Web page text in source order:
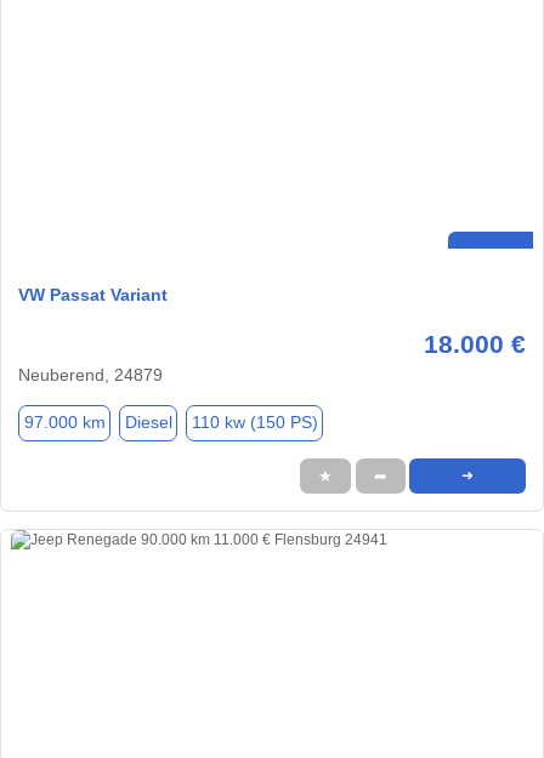
VW Passat Variant
18.000 €
Neuberend, 24879
97.000 km Diesel 110 kw (150 PS)
★ ➦ ➜